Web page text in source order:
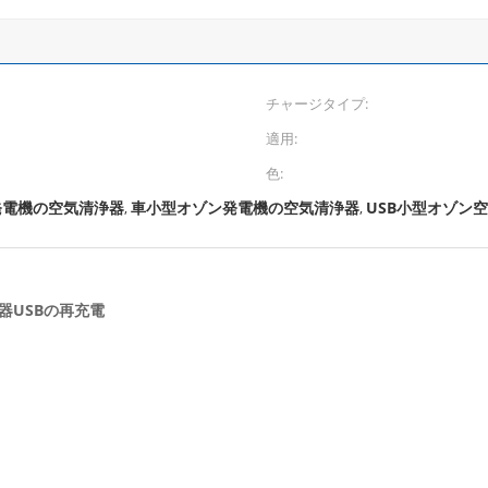
チャージタイプ:
適用:
色:
機の空気清浄器,車小型オゾン発電機の空気清浄器, USB小型オゾン
USBの再充電